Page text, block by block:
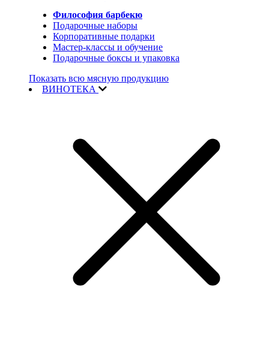
Философия барбекю
Подарочные наборы
Корпоративные подарки
Мастер-классы и обучение
Подарочные боксы и упаковка
Показать всю мясную продукцию
ВИНОТЕКА